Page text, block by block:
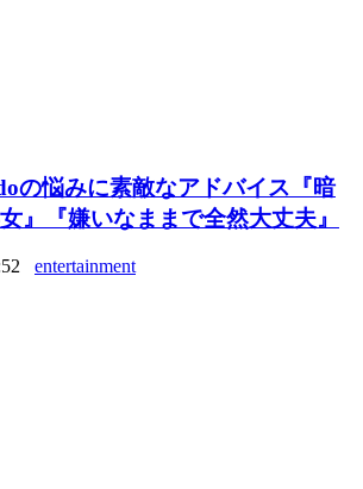
の悩みに素敵なアドバイス『暗
』『嫌いなままで全然大丈夫』
entertainment